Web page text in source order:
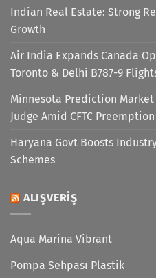
Indian Real Estate: Strong
Growth
Air India Expands Canada
Toronto & Delhi B787-9
Minnesota Prediction
Judge Amid CFTC
Haryana Govt Boosts
Schemes
ALIŞVERIŞ
Aqua Marina Vibrant
Pompa Sehpası Plastik